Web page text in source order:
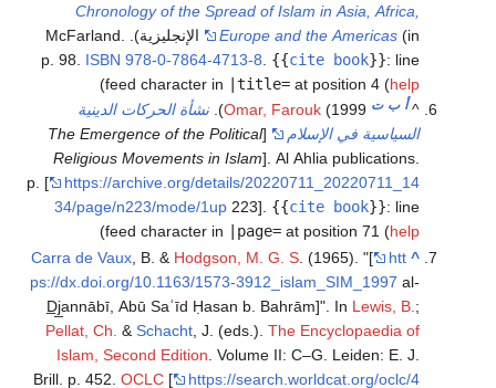
Chronology of the Spread of Islam in Asia, Africa,
Europe and the Americas
(in الإنجليزية). McFarland.
p. 98.ISBN 978-0-7864-4713-8 . {{cite book}} :line
feed character in
|title=at position 4 (help
)
^أ ب ت Omar, Farouk(1999).
نشأة الحركات الدينية
السياسية في الإسلام
[
The Emergence of the Political
Religious Movements in Islam ]. Al Ahlia publications.
p. [
https://archive.org/details/20220711_20220711_14
34/page/n223/mode/1up 223]. {{cite book}} :line
feed character in
|page=at position 71 (help
)
^
Carra de Vaux , B. &Hodgson, M. G. S . (1965). "[
htt
ps://dx.doi.org/10.1163/1573-3912_islam_SIM_1997al-
D̲j̲annābī, Abū Saʿīd Ḥasan b. Bahrām]". In Lewis, B.
Pellat, Ch.&Schacht , J. (eds.).The Encyclopaedia of
Islam, Second Edition . Volume II: C–G. Leiden: E. J.
Brill. p. 452.OCLC[
https://search.worldcat.org/oclc/4